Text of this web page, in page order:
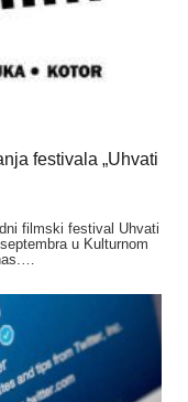
festivala „Uhvati
filmski festival Uhvati
u Kulturnom